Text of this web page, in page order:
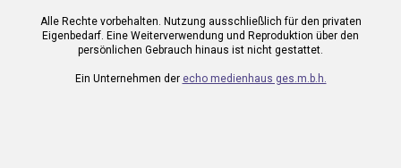
Alle Rechte vorbehalten. Nutzung ausschließlich für den privaten
Eigenbedarf. Eine Weiterverwendung und Reproduktion über den
persönlichen Gebrauch hinaus ist nicht gestattet.
Ein Unternehmen der echo medienhaus ges.m.b.h.